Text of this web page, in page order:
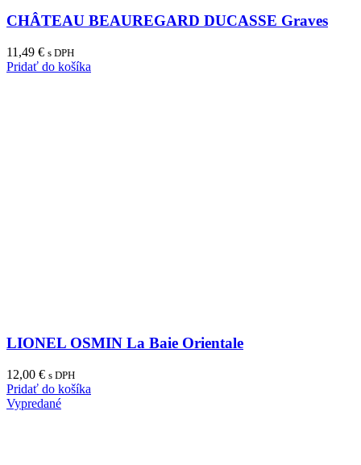
CHÂTEAU BEAUREGARD DUCASSE Graves
11,49 € s DPH
Pridať do košíka
LIONEL OSMIN La Baie Orientale
12,00 € s DPH
Pridať do košíka
Vypredané